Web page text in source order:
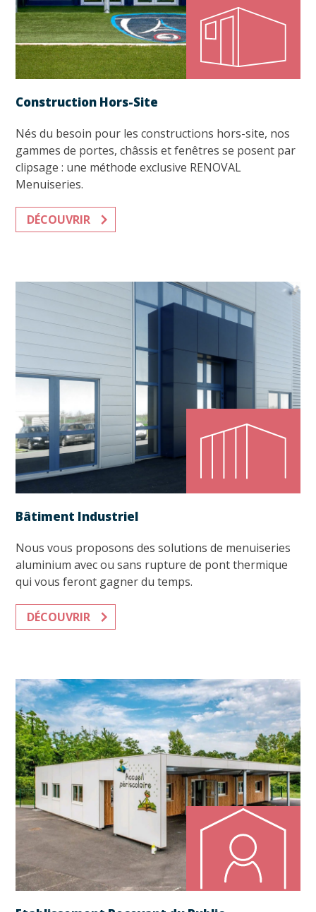
Construction Hors-Site
Nés du besoin pour les constructions hors-site, nos
gammes de portes, châssis et fenêtres se posent par
clipsage : une méthode exclusive RENOVAL
Menuiseries.
DÉCOUVRIR
Bâtiment Industriel
Nous vous proposons des solutions de menuiseries
aluminium avec ou sans rupture de pont thermique
qui vous feront gagner du temps.
DÉCOUVRIR